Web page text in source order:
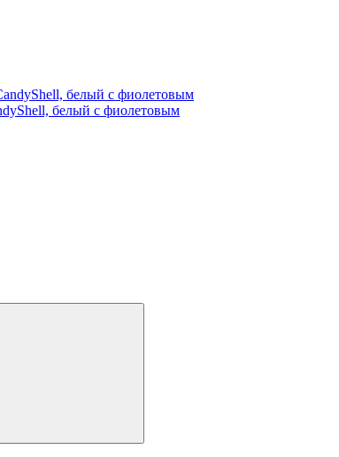
белый с фиолетовым